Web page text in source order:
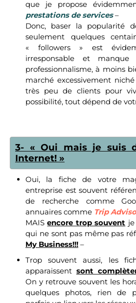
que je propose
prestations de services–
Donc, baser la popularité
seulement quelques
« followers » est
irresponsable et manque
professionnalisme, à moins
marché excessivement
très peu de clients pour
possibilité, tout dépend de
3- « Oui mais je suis
Internet! »
Oui, la fiche de votre
entreprise est souvent
de recherche comme
annuaires comme Trip
MAISencore trop souvent
qui ne sont pas même pas
My Business!!! –
Trop souvent aussi, les
apparaissent sont
On y retrouve souvent les
quelques photos, rien de